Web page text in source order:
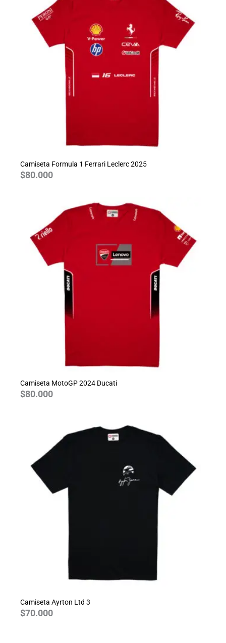
Camiseta Formula 1 Ferrari Leclerc 2025
$80.000
Camiseta MotoGP 2024 Ducati
$80.000
Camiseta Ayrton Ltd 3
$70.000